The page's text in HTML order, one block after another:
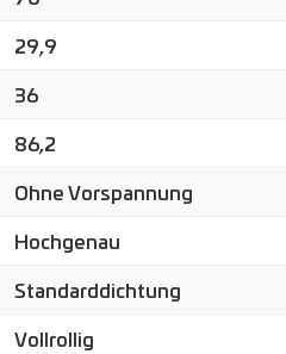
29,9
36
86,2
Ohne Vorspannung
Hochgenau
Standarddichtung
Vollrollig